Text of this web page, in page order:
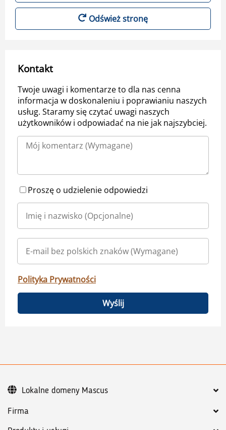
Odśwież stronę
Kontakt
Twoje uwagi i komentarze to dla nas cenna
informacja w doskonaleniu i poprawianiu naszych
usług. Staramy się czytać uwagi naszych
użytkowników i odpowiadać na nie jak najszybciej.
Proszę o udzielenie odpowiedzi
Polityka Prywatności
Wyślij
Firma
Lokalne domeny Mascus